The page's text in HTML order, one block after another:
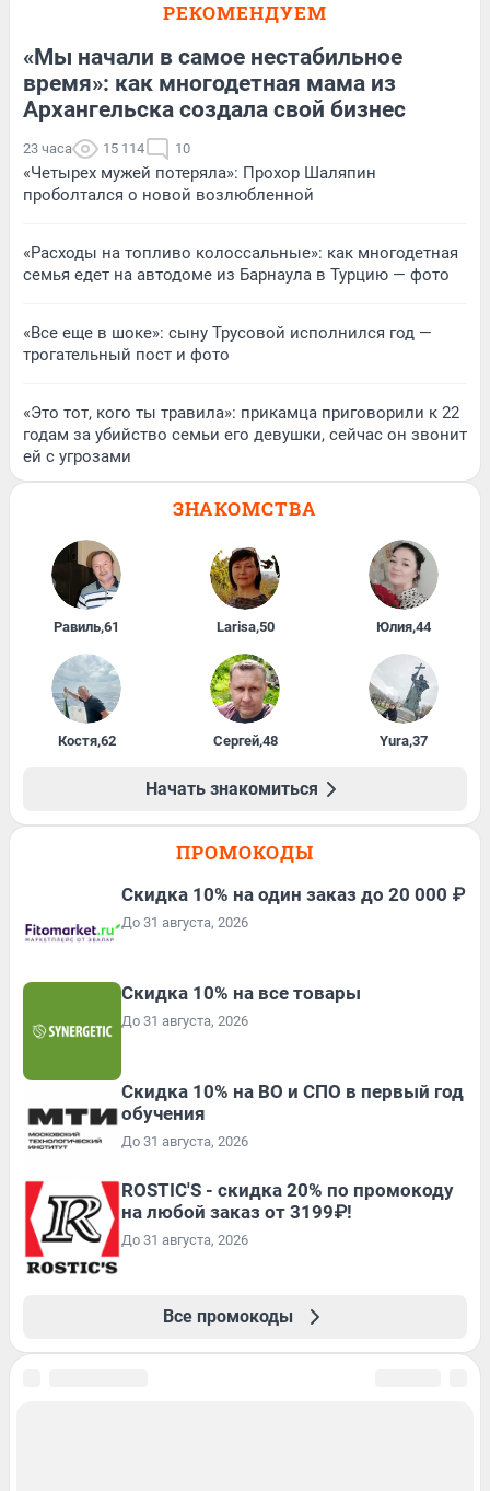
РЕКОМЕНДУЕМ
«Мы начали в самое нестабильное
время»: как многодетная мама из
Архангельска создала свой бизнес
23 часа 15 114 10
«Четырех мужей потеряла»: Прохор Шаляпин
проболтался о новой возлюбленной
«Расходы на топливо колоссальные»: как многодетная
семья едет на автодоме из Барнаула в Турцию — фото
«Все еще в шоке»: сыну Трусовой исполнился год —
трогательный пост и фото
«Это тот, кого ты травила»: прикамца приговорили к 22
годам за убийство семьи его девушки, сейчас он звонит
ей с угрозами
ЗНАКОМСТВА
Равиль,61 Larisa,50 Юлия,44
Костя,62 Сергей,48 Yura,37
Начать знакомиться
ПРОМОКОДЫ
Скидка 10% на один заказ до 20 000 ₽
До 31 августа, 2026
Скидка 10% на все товары
До 31 августа, 2026
Скидка 10% на ВО и СПО в первый год
обучения
До 31 августа, 2026
ROSTIC'S - скидка 20% по промокоду
на любой заказ от 3199₽!
До 31 августа, 2026
Все промокоды